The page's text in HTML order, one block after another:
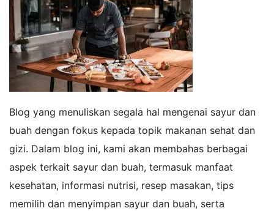
Blog yang menuliskan segala hal mengenai sayur dan
buah dengan fokus kepada topik makanan sehat dan
gizi. Dalam blog ini, kami akan membahas berbagai
aspek terkait sayur dan buah, termasuk manfaat
kesehatan, informasi nutrisi, resep masakan, tips
memilih dan menyimpan sayur dan buah, serta